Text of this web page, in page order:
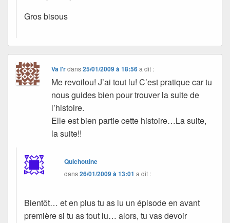
Gros bisous
Va l'rdans25/01/2009 à 18:56 a dit :
Me revoilou! J’ai tout lu! C’est pratique car tu
nous guides bien pour trouver la suite de
l’histoire.
Elle est bien partie cette histoire…La suite,
la suite!!
Quichottine
dans26/01/2009 à 13:01 a dit :
Bientôt… et en plus tu as lu un épisode en avant
première si tu as tout lu… alors, tu vas devoir